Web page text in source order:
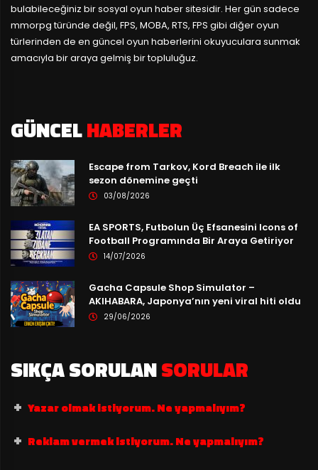
bulabileceğiniz bir sosyal oyun haber sitesidir. Her gün sadece
mmorpg türünde değil, FPS, MOBA, RTS, FPS gibi diğer oyun
türlerinden de en güncel oyun haberlerini okuyuculara sunmak
amacıyla bir araya gelmiş bir topluluğuz.
GÜNCELHABERLER
Escape from Tarkov, Kord Breach ile ilk
sezon dönemine geçti
03/08/2026
EA SPORTS, Futbolun Üç Efsanesini Icons of
Football Programında Bir Araya Getiriyor
14/07/2026
Gacha Capsule Shop Simulator –
AKIHABARA, Japonya’nın yeni viral hiti oldu
29/06/2026
SIKÇA SORULANSORULAR
Yazar olmak istiyorum. Ne yapmalıyım?
Reklam vermek istiyorum. Ne yapmalıyım?